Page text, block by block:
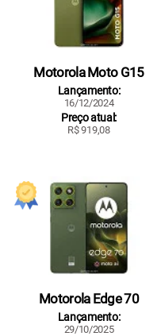
Motorola Moto G15
Lançamento:
16/12/2024
Preço atual:
R$ 919,08
Motorola Edge 70
Lançamento:
29/10/2025